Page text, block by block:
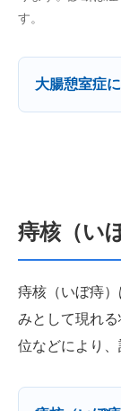
す。
大腸憩室症
痔核（い
痔核（いぼ痔
みとして現れ
位などにより、